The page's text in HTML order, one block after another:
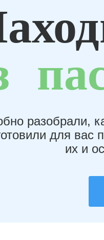
разобрали,
для вас
их и